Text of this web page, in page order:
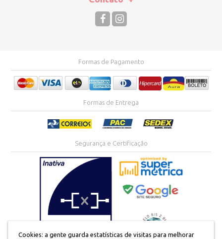
Cookies: a gente guarda estatísticas de visitas para melhorar
Formas de Pagamento
Formas de Entrega
Segurança e Certificação